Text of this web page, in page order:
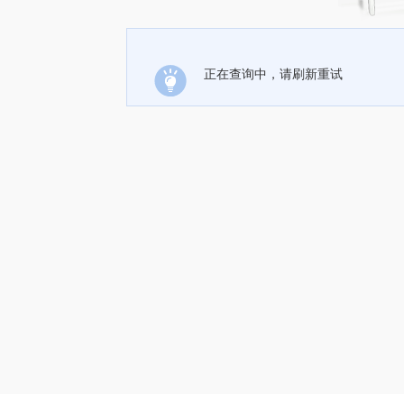
正在查询中，请刷新重试